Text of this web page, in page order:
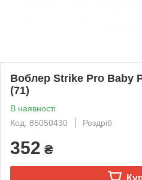
Воблер Strike Pro Baby
(71)
В наявності
Код: 85050430
Роздріб
352 ₴